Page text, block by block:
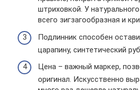
штриховкой. У
всего зигзагообразная и
Подлинник способен
царапину, синтетический
Цена – важный маркер,
оригинал. Искусственно